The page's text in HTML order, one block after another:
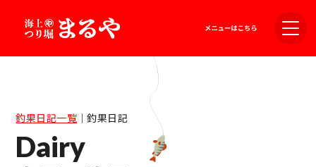
釣果日記一覧｜釣果日記
Dairy